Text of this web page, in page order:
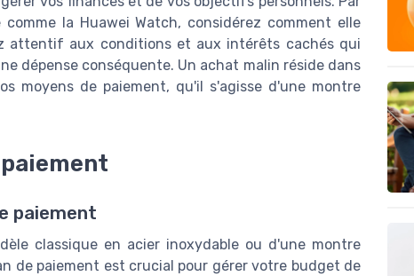
la Huawei Watch, considérez comment elle
attentif aux conditions et aux intérêts cachés qui
dépense conséquente. Un achat malin réside dans
moyens de paiement, qu'il s'agisse d'une montre
paiement
classique en acier inoxydable ou d'une montre
de paiement est crucial pour gérer votre budget de